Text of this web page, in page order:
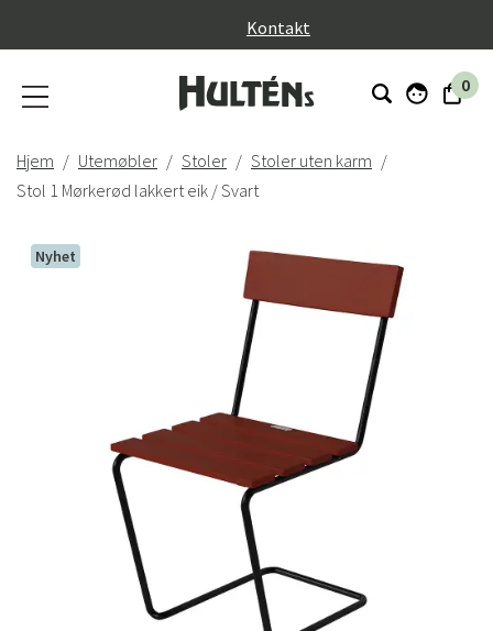
Kontakt
0
Hjem Utemøbler Stoler
Stoler uten karm
Stol 1 Mørkerød lakkert eik / Svart
Nyhet